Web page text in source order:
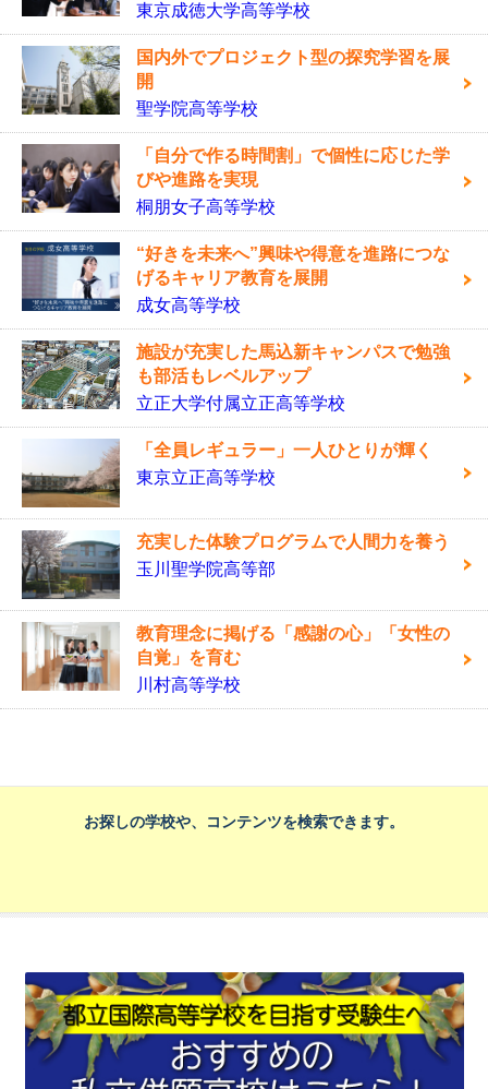
東京成徳大学高等学校
国内外でプロジェクト型の探究学習を展
開
聖学院高等学校
「自分で作る時間割」で個性に応じた学
びや進路を実現
桐朋女子高等学校
“好きを未来へ”興味や得意を進路につな
げるキャリア教育を展開
成女高等学校
施設が充実した馬込新キャンパスで勉強
も部活もレベルアップ
立正大学付属立正高等学校
「全員レギュラー」一人ひとりが輝く
東京立正高等学校
充実した体験プログラムで人間力を養う
玉川聖学院高等部
教育理念に掲げる「感謝の心」「女性の
自覚」を育む
川村高等学校
お探しの学校や、コンテンツを検索できます。